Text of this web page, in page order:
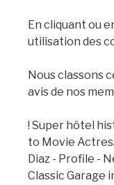
En cliquant ou
utilisation des
Nous classons
avis de nos
! Super hôtel
to Movie
Diaz - Profile -
Classic Garage